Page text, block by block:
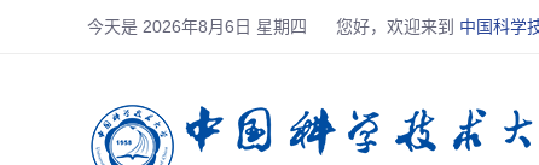
今天是 2026年8月6日 星期四 您好，欢迎来到 中国科学